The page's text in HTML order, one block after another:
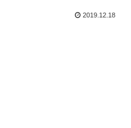
2019.12.18